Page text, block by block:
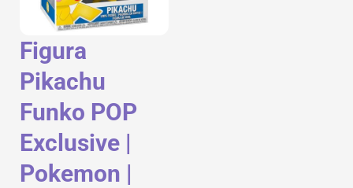
Figura
Pikachu
Funko POP
Exclusive |
Pokemon |